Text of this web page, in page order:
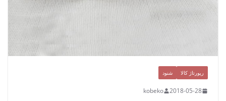
رپورتاژ کالا شنود
2018-05-28
kobeko